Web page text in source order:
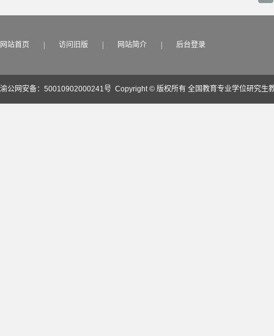
网站首页 访问旧版 网站简介 后台登录
渝公网安备：50010902000241号 Copyright © 版权所有 全国教育专业学位研究生